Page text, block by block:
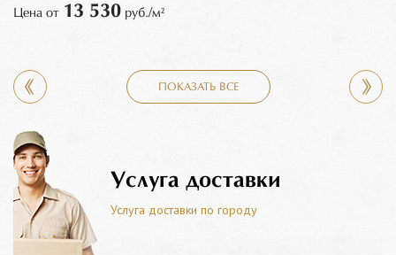
Цена от 13 530 руб./м²
ПОКАЗАТЬ ВСЕ
Услуга доставки
Услуга доставки по городу